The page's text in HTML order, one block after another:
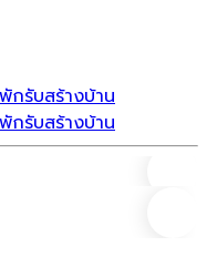
กรับสร้างบ้าน
กรับสร้างบ้าน